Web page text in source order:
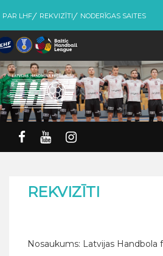
PAR LHF REKVIZĪTI NODERĪGAS SAITES
REKVIZĪTI
Nosaukums: Latvijas Handbola